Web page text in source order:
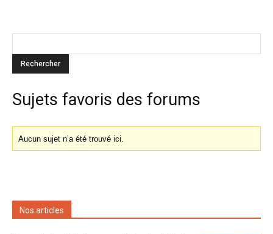
Sujets favoris des forums
Aucun sujet n’a été trouvé ici.
Nos articles